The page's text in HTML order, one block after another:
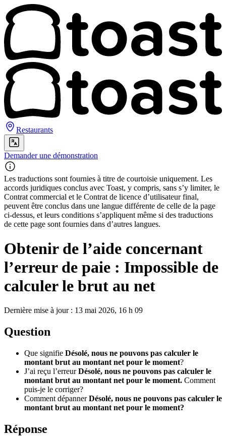
Restaurants
Demander une démonstration
Les traductions sont fournies à titre de courtoisie uniquement. Les
accords juridiques conclus avec Toast, y compris, sans s’y limiter, le
Contrat commercial et le Contrat de licence d’utilisateur final,
peuvent être conclus dans une langue différente de celle de la page
ci-dessus, et leurs conditions s’appliquent même si des traductions
de cette page sont fournies dans d’autres langues.
Obtenir de l’aide concernant
l’erreur de paie : Impossible de
calculer le brut au net
Dernière mise à jour : 13 mai 2026, 16 h 09
Question
Que signifie Désolé, nous ne pouvons pas calculer le
montant brut au montant net pour le moment?
J’ai reçu l’erreurDésolé, nous ne pouvons pas calculer le
montant brut au montant net pour le moment. Comment
puis-je le corriger?
Comment dépannerDésolé, nous ne pouvons pas calculer le
montant brut au montant net pour le moment?
Réponse